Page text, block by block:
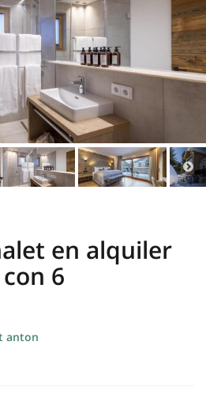
en alquiler
6
anton